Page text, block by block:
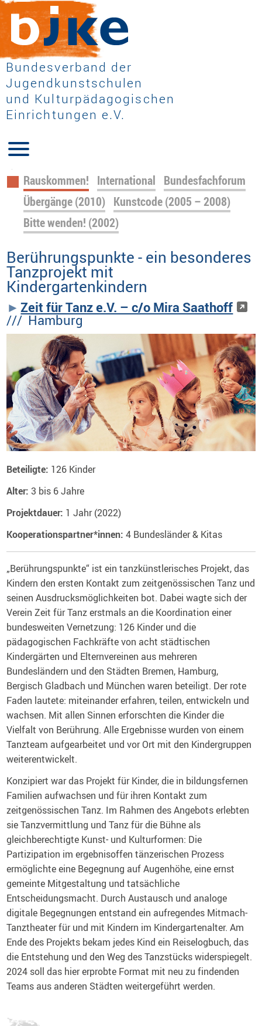
Bundesverband der
Jugendkunstschulen
und Kulturpädagogischen
Einrichtungen e.V.
Navigation
überspringen
Rauskommen! International Bundesfachforum
Übergänge (2010) Kunstcode (2005 – 2008)
Bitte wenden! (2002)
Berührungspunkte - ein besonderes
Tanzprojekt mit
Kindergartenkindern
Zeit für Tanz e.V. – c/o Mira Saathoff
/// Hamburg
Beteiligte: 126 Kinder
Alter: 3 bis 6 Jahre
Projektdauer: 1 Jahr (2022)
Kooperationspartner*innen:4 Bundesländer & Kitas
„Berührungspunkte“ ist ein tanzkünstlerisches Projekt, das
Kindern den ersten Kontakt zum zeitgenössischen Tanz und
seinen Ausdrucksmöglichkeiten bot. Dabei wagte sich der
Verein Zeit für Tanzerstmals an die Koordination einer
bundesweiten Vernetzung: 126 Kinder und die
pädagogischen Fachkräfte von acht städtischen
Kindergärten und Elternvereinen aus mehreren
Bundesländern und den Städten Bremen, Hamburg,
Bergisch Gladbach und München waren beteiligt. Der rote
Faden lautete: miteinander erfahren, teilen, entwickeln und
wachsen. Mit allen Sinnen erforschten die Kinder die
Vielfalt von Berührung. Alle Ergebnisse wurden von einem
Tanzteam aufgearbeitet und vor Ort mit den Kindergruppen
weiterentwickelt.
Konzipiert war das Projekt für Kinder, die in bildungsfernen
Familien aufwachsen und für ihren Kontakt zum
zeitgenössischen Tanz. Im Rahmen des Angebots erlebten
sie Tanzvermittlung und Tanz für die Bühne als
gleichberechtigte Kunst- und Kulturformen: Die
Partizipation im ergebnisoffen tänzerischen Prozess
ermöglichte eine Begegnung auf Augenhöhe, eine ernst
gemeinte Mitgestaltung und tatsächliche
Entscheidungsmacht. Durch Austausch und analoge
digitale Begegnungen entstand ein aufregendes Mitmach-
Tanztheater für und mit Kindern im Kindergartenalter. Am
Ende des Projekts bekam jedes Kind ein Reiselogbuch, das
die Entstehung und den Weg des Tanzstücks widerspiegelt.
2024 soll das hier erprobte Format mit neu zu findenden
Teams aus anderen Städten weitergeführt werden.